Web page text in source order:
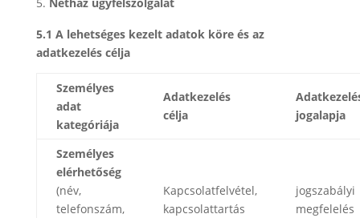
5.1 A lehetséges kezelt adatok köre és az
adatkezelés célja
Személyes
adat
kategóriája
Adatkezelés
célja
jogalapja
Személyes
elérhetőség
(név,
telefonszám,
Kapcsolatfelvétel,
kapcsolattartás
jogszabályi
megfelelés